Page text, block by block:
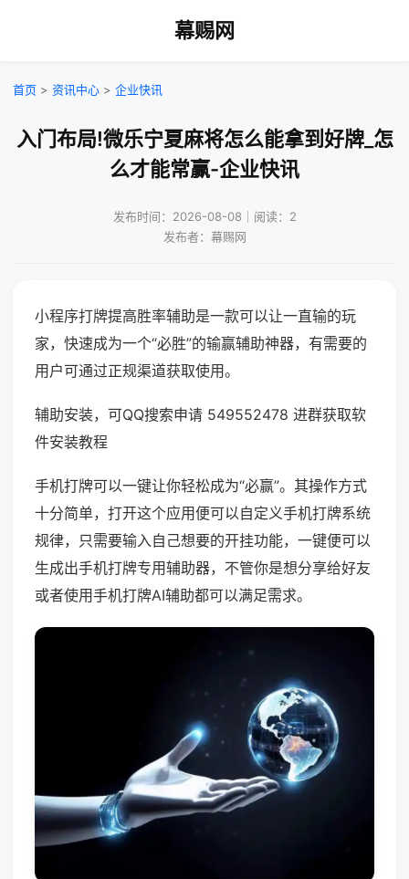
幕赐网
首页 > 资讯中心 > 企业快讯
入门布局!微乐宁夏麻将怎么能拿到好牌_怎
么才能常赢-企业快讯
发布时间：2026-08-08｜阅读：2
发布者：幕赐网
小程序打牌提高胜率辅助是一款可以让一直输的玩
家，快速成为一个“必胜”的输赢辅助神器，有需要的
用户可通过正规渠道获取使用。
辅助安装，可QQ搜索申请 549552478 进群获取软
件安装教程
手机打牌可以一键让你轻松成为“必赢”。其操作方式
十分简单，打开这个应用便可以自定义手机打牌系统
规律，只需要输入自己想要的开挂功能，一键便可以
生成出手机打牌专用辅助器，不管你是想分享给好友
或者使用手机打牌AI辅助都可以满足需求。